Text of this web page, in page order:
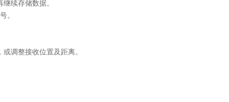
继续存储数据。
。
调整接收位置及距离。